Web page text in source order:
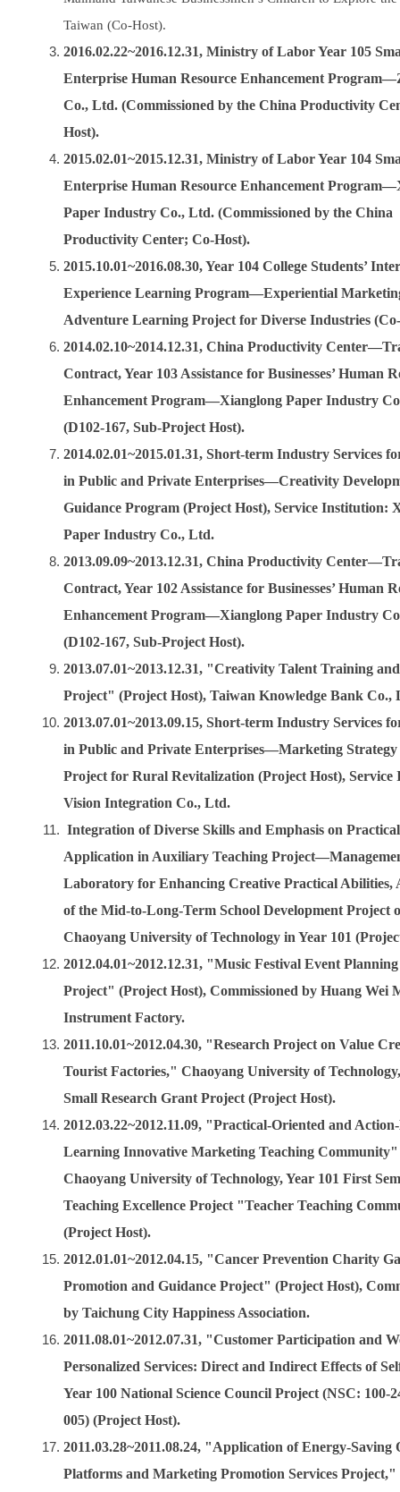
Taiwan (Co-Host).
2016.02.22~2016.12.31, Ministry of Labor Year 105
Enterprise Human Resource Enhancement
Co., Ltd. (Commissioned by the China Productivity
Host).
2015.02.01~2015.12.31, Ministry of Labor Year 104
Enterprise Human Resource Enhancement
Paper Industry Co., Ltd. (Commissioned by the China
Productivity Center; Co-Host).
2015.10.01~2016.08.30, Year 104 College Students’
Experience Learning Program—Experiential
Adventure Learning Project for Diverse Industries
2014.02.10~2014.12.31, China Productivity
Contract, Year 103 Assistance for Businesses’ Human
Enhancement Program—Xianglong Paper Industry
(D102-167, Sub-Project Host).
2014.02.01~2015.01.31, Short-term Industry Services
in Public and Private Enterprises—Creativity
Guidance Program (Project Host), Service Institution:
Paper Industry Co., Ltd.
2013.09.09~2013.12.31, China Productivity
Contract, Year 102 Assistance for Businesses’ Human
Enhancement Program—Xianglong Paper Industry
(D102-167, Sub-Project Host).
2013.07.01~2013.12.31, "Creativity Talent Training
Project" (Project Host), Taiwan Knowledge Bank Co.,
2013.07.01~2013.09.15, Short-term Industry Services
in Public and Private Enterprises—Marketing Strategy
Project for Rural Revitalization (Project Host), Service
Vision Integration Co., Ltd.
Integration of Diverse Skills and Emphasis on Practical
Application in Auxiliary Teaching
Laboratory for Enhancing Creative Practical Abilities,
of the Mid-to-Long-Term School Development Project
Chaoyang University of Technology in Year 101
2012.04.01~2012.12.31, "Music Festival Event
Project" (Project Host), Commissioned by Huang Wei
Instrument Factory.
2011.10.01~2012.04.30, "Research Project on Value
Tourist Factories," Chaoyang University of
Small Research Grant Project (Project Host).
2012.03.22~2012.11.09, "Practical-Oriented and
Learning Innovative Marketing Teaching
Chaoyang University of Technology, Year 101 First
Teaching Excellence Project "Teacher Teaching
(Project Host).
2012.01.01~2012.04.15, "Cancer Prevention Charity
Promotion and Guidance Project" (Project Host),
by Taichung City Happiness Association.
2011.08.01~2012.07.31, "Customer Participation and
Personalized Services: Direct and Indirect Effects of
Year 100 National Science Council Project (NSC: 100-
005) (Project Host).
2011.03.28~2011.08.24, "Application of Energy-Saving
Platforms and Marketing Promotion Services